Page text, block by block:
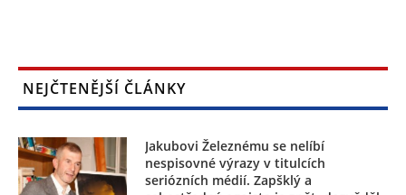
NEJČTENĚJŠÍ ČLÁNKY
Jakubovi Železnému se nelíbí
nespisovné výrazy v titulcích
seriózních médií. Zapšklý a